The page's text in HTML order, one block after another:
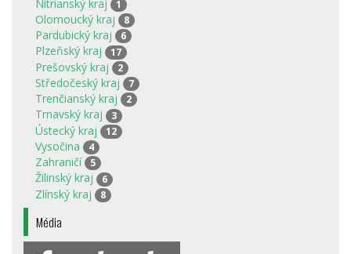
Nitrianský kraj 1
Olomoucký kraj 8
Pardubický kraj 6
Plzeňský kraj 17
Prešovský kraj 2
Středočeský kraj 7
Trenčianský kraj 2
Trnavský kraj 3
Ústecký kraj 12
Vysočina 4
Zahraničí 5
Žilinský kraj 6
Zlínský kraj 8
Média